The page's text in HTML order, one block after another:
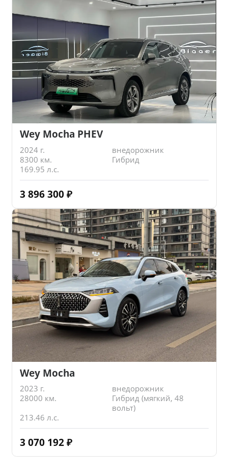
Wey Mocha PHEV
2024 г.
внедорожник
8300 км.
Гибрид
169.95 л.с.
3 896 300 ₽
Wey Mocha
2023 г.
внедорожник
28000 км.
Гибрид (мягкий, 48
вольт)
213.46 л.с.
3 070 192 ₽